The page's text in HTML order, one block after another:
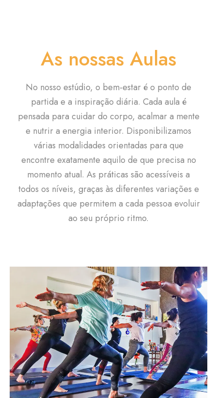
As nossas Aulas
No nosso estúdio, o bem-estar é o ponto de
partida e a inspiração diária. Cada aula é
pensada para cuidar do corpo, acalmar a mente
e nutrir a energia interior. Disponibilizamos
várias modalidades orientadas para que
encontre exatamente aquilo de que precisa no
momento atual. As práticas são acessíveis a
todos os níveis, graças às diferentes variações e
adaptações que permitem a cada pessoa evoluir
ao seu próprio ritmo.